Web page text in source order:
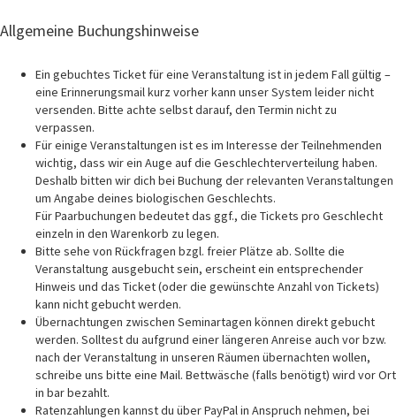
Allgemeine Buchungshinweise
Ein gebuchtes Ticket für eine Veranstaltung ist in jedem Fall gültig –
eine Erinnerungsmail kurz vorher kann unser System leider nicht
versenden. Bitte achte selbst darauf, den Termin nicht zu
verpassen.
Für einige Veranstaltungen ist es im Interesse der Teilnehmenden
wichtig, dass wir ein Auge auf die Geschlechterverteilung haben.
Deshalb bitten wir dich bei Buchung der relevanten Veranstaltungen
um Angabe deines biologischen Geschlechts.
Für Paarbuchungen bedeutet das ggf., die Tickets pro Geschlecht
einzeln in den Warenkorb zu legen.
Bitte sehe von Rückfragen bzgl. freier Plätze ab. Sollte die
Veranstaltung ausgebucht sein, erscheint ein entsprechender
Hinweis und das Ticket (oder die gewünschte Anzahl von Tickets)
kann nicht gebucht werden.
Übernachtungen zwischen Seminartagen können direkt gebucht
werden. Solltest du aufgrund einer längeren Anreise auch vor bzw.
nach der Veranstaltung in unseren Räumen übernachten wollen,
schreibe uns bitte eine Mail. Bettwäsche (falls benötigt) wird vor Ort
in bar bezahlt.
Ratenzahlungen kannst du über PayPal in Anspruch nehmen, bei